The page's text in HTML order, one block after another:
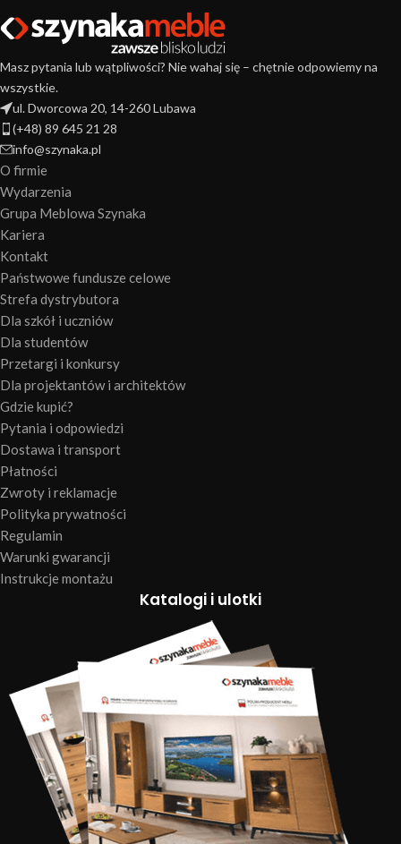
Masz pytania lub wątpliwości? Nie wahaj się – chętnie odpowiemy na
wszystkie.
ul. Dworcowa 20, 14-260 Lubawa
(+48) 89 645 21 28
info@szynaka.pl
O firmie
Wydarzenia
Grupa Meblowa Szynaka
Kariera
Kontakt
Państwowe fundusze celowe
Strefa dystrybutora
Dla szkół i uczniów
Dla studentów
Przetargi i konkursy
Dla projektantów i architektów
Gdzie kupić?
Pytania i odpowiedzi
Dostawa i transport
Płatności
Zwroty i reklamacje
Polityka prywatności
Regulamin
Warunki gwarancji
Instrukcje montażu
Katalogi i ulotki